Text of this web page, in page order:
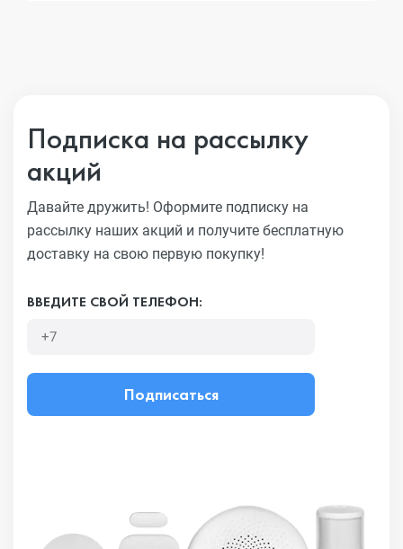
Подписка на рассылку
акций
Давайте дружить! Оформите подписку на
рассылку наших акций и получите бесплатную
доставку на свою первую покупку!
ВВЕДИТЕ СВОЙ ТЕЛЕФОН:
Подписаться